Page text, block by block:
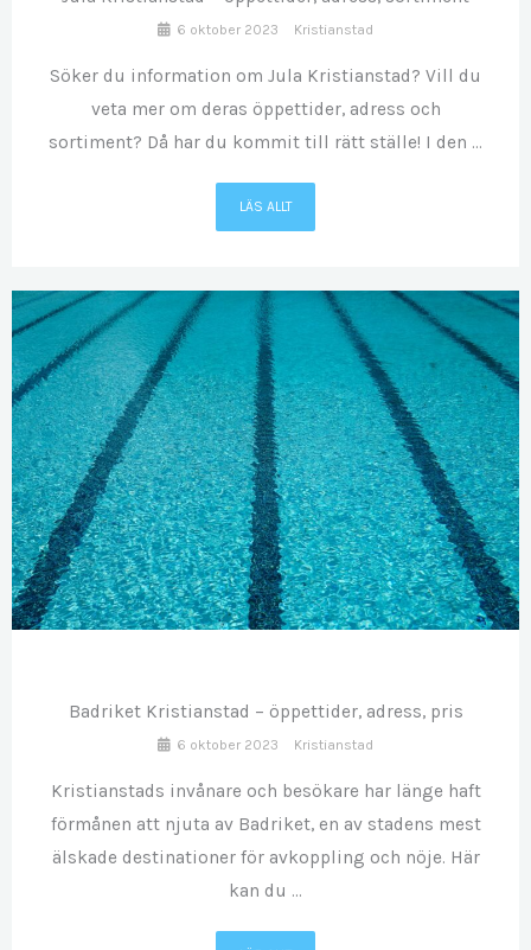
6 oktober 2023 Kristianstad
Söker du information om Jula Kristianstad? Vill du
veta mer om deras öppettider, adress och
sortiment? Då har du kommit till rätt ställe! I den ...
LÄS ALLT
OKT
Badriket Kristianstad – öppettider, adress, pris
6 oktober 2023 Kristianstad
Kristianstads invånare och besökare har länge haft
förmånen att njuta av Badriket, en av stadens mest
älskade destinationer för avkoppling och nöje. Här
kan du ...